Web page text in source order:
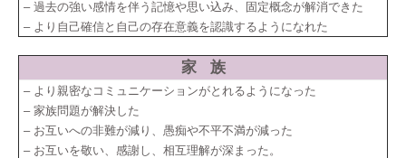
– 過去の強い感情を伴う記憶や思い込み、固定概念が解消できた
– より自己確信と自己の存在意義を認識するようになれた
家 族
– より親密なコミュニケーションがとれるようになった
– 家族問題が解決した
– お互いへの非難が減り、愚痴や不平不満が減った
– お互いを敬い、感謝し、相互理解が深まった。